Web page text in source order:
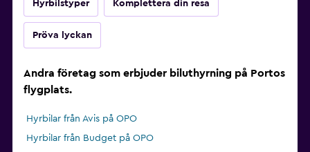
Hyrbilstyper Komplettera din resa
Pröva lyckan
Andra företag som erbjuder biluthyrning på Portos
flygplats.
Hyrbilar från Avis på OPO
Hyrbilar från Budget på OPO